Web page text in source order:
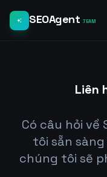
auto_awesome SEOAgent .TEAM
Liên
Có câu hỏi về
tôi sẵn
chúng tôi sẽ